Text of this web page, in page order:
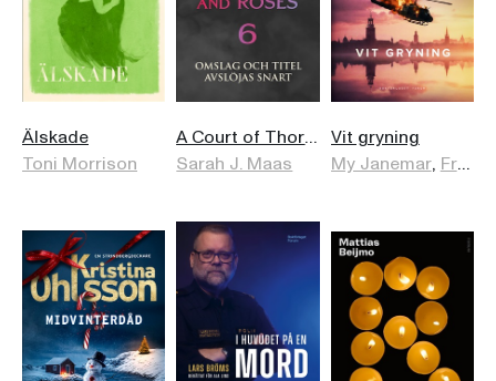
Älskade
Toni Morrison
A Court of Thorns and Roses - bok 6 (svensk utgåva)
Sarah J. Maas
Vit gryning
My Janemar, Fredrik Grip